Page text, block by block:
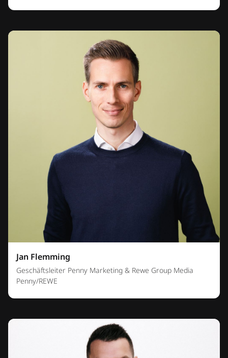
Jan Flemming
Geschäftsleiter Penny Marketing & Rewe Group Media
Penny/REWE